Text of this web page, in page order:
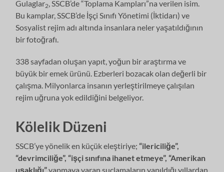
Gulaglar2 , SSCB’de “Toplama Kampları”na verilen isim.
Bu kamplar, SSCB’de İşçi Sınıfı Yönetimi (İktidarı) ve
Sosyalist rejim adı altında insanlara neler yaşatıldığının
bir fotoğrafı.
338 sayfadan oluşan yapıt, yoğun bir araştırma ve
büyük bir emek ürünü. Ezberleri bozacak olan değerli bir
çalışma. Milyonlarca insanın yerleştirilmeye çalışılan
rejim uğruna yok edildiğini belgeliyor.
Kölelik Düzeni
SSCB’ye yönelik en küçük eleştiriye;“ilericiliğe”,
“devrimciliğe”, “işçi sınıfına ihanet etmeye”, “Amerikan
uşaklığı”yapmaya varan suçlamaların yapıldığı yıllardan